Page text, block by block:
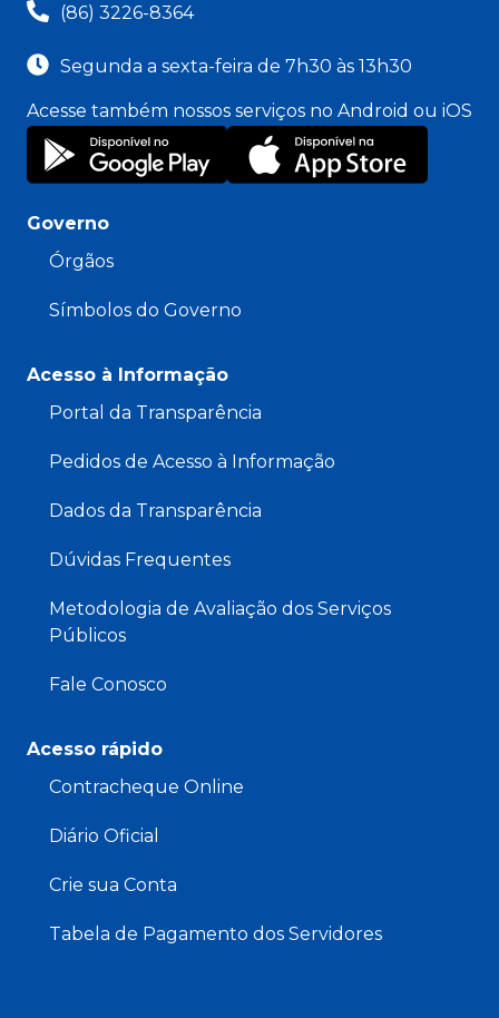
(86) 3226-8364
Segunda a sexta-feira de 7h30 às 13h30
Acesse também nossos serviços no Android ou iOS
Governo
Órgãos
Símbolos do Governo
Acesso à Informação
Portal da Transparência
Pedidos de Acesso à Informação
Dados da Transparência
Dúvidas Frequentes
Metodologia de Avaliação dos Serviços
Públicos
Fale Conosco
Acesso rápido
Contracheque Online
Diário Oficial
Crie sua Conta
Tabela de Pagamento dos Servidores